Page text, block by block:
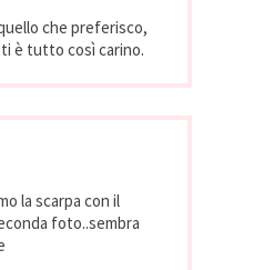
che preferisco,
è tutto così carino.
la scarpa con il
foto..sembra